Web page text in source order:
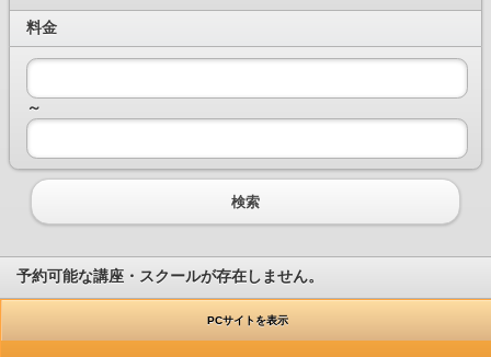
料金
～
検索
予約可能な講座・スクールが存在しません。
PCサイトを表示